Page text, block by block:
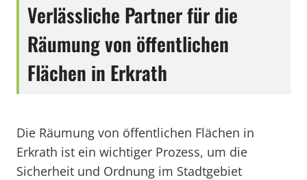
Verlässliche Partner für die
Räumung von öffentlichen
Flächen in Erkrath
Die Räumung von öffentlichen Flächen in
Erkrath ist ein wichtiger Prozess, um die
Sicherheit und Ordnung im Stadtgebiet